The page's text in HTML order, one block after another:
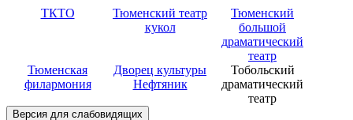
ТКТО
Тюменский театр
кукол
Тюменский
большой
драматический
театр
Тюменская
филармония
Дворец культуры
Нефтяник
Тобольский
драматический
театр
Версия для слабовидящих